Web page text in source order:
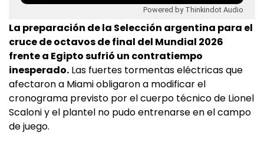
Powered by Thinkindot Audio
La preparación de la Selección argentina para el
cruce de octavos de final del Mundial 2026
frente a Egipto sufrió un contratiempo
inesperado. Las fuertes tormentas eléctricas que
afectaron a Miami obligaron a modificar el
cronograma previsto por el cuerpo técnico de Lionel
Scaloni y el plantel no pudo entrenarse en el campo
de juego.